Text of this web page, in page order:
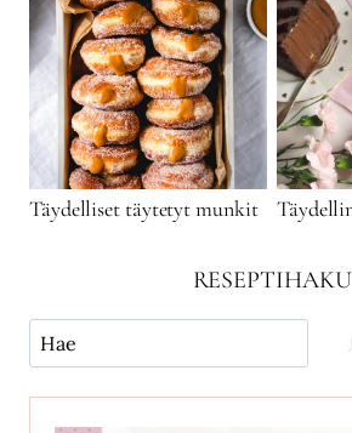
Täydelliset täytetyt munkit
RESEPTIHAKU
Käytä
hakua
ja
etsi